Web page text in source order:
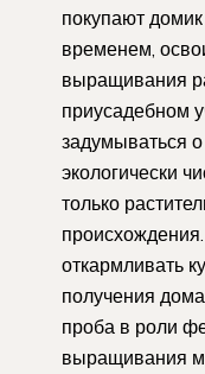
покупают
временем,
выращивания
приусадебном
задумываться
экологически
только
откармливать
получения
проба в роли
выращивания